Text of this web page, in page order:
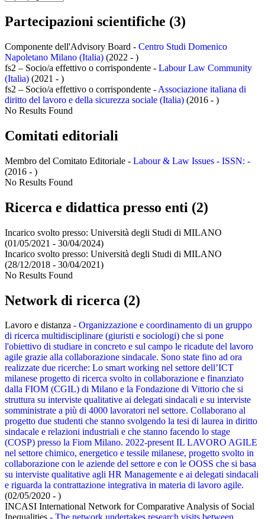
Partecipazioni scientifiche (3)
Componente dell'Advisory Board - Centro Studi Domenico
Napoletano Milano (Italia) (2022 - )
fs2 – Socio/a effettivo o corrispondente - Labour Law Community
(Italia) (2021 - )
fs2 – Socio/a effettivo o corrispondente - Associazione italiana di
diritto del lavoro e della sicurezza sociale (Italia) (2016 - )
No Results Found
Comitati editoriali
Membro del Comitato Editoriale - Labour & Law Issues - ISSN: -
(2016 - )
No Results Found
Ricerca e didattica presso enti (2)
Incarico svolto presso: Università degli Studi di MILANO
(01/05/2021 - 30/04/2024)
Incarico svolto presso: Università degli Studi di MILANO
(28/12/2018 - 30/04/2021)
No Results Found
Network di ricerca (2)
Lavoro e distanza - Organizzazione e coordinamento di un gruppo
di ricerca multidisciplinare (giuristi e sociologi) che si pone
l'obiettivo di studiare in concreto e sul campo le ricadute del lavoro
agile grazie alla collaborazione sindacale. Sono state fino ad ora
realizzate due ricerche: Lo smart working nel settore dell’ICT
milanese progetto di ricerca svolto in collaborazione e finanziato
dalla FIOM (CGIL) di Milano e la Fondazione di Vittorio che si
struttura su interviste qualitative ai delegati sindacali e su interviste
somministrate a più di 4000 lavoratori nel settore. Collaborano al
progetto due studenti che stanno svolgendo la tesi di laurea in diritto
sindacale e relazioni industriali e che stanno facendo lo stage
(COSP) presso la Fiom Milano. 2022-present IL LAVORO AGILE
nel settore chimico, energetico e tessile milanese, progetto svolto in
collaborazione con le aziende del settore e con le OOSS che si basa
su interviste qualitative agli HR Managemente e ai delegati sindacali
e riguarda la contrattazione integrativa in materia di lavoro agile.
(02/05/2020 - )
INCASI International Network for Comparative Analysis of Social